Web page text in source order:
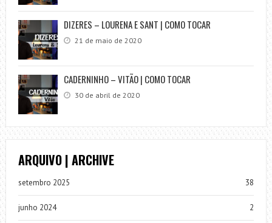
DIZERES – LOURENA E SANT | COMO TOCAR
21 de maio de 2020
CADERNINHO – VITÃO | COMO TOCAR
30 de abril de 2020
ARQUIVO | ARCHIVE
setembro 2025 38
junho 2024 2